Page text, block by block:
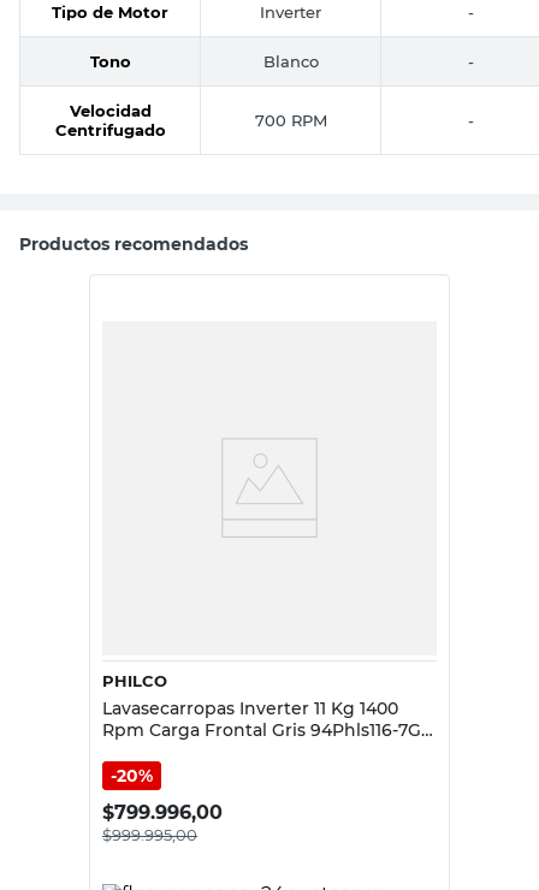
Tipo de Motor Inverter -
Tono Blanco -
Velocidad
Centrifugado
700 RPM -
Productos recomendados
PHILCO
Lavasecarropas Inverter 11 Kg 1400
Rpm Carga Frontal Gris 94Phls116-7Gn
20%
$799.996,00
$999.995,00